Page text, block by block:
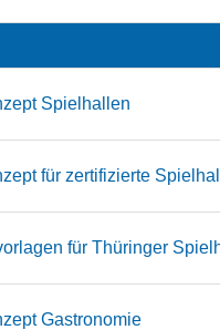
Spielhallen
für zertifizierte
für Thüringer
Gastronomie